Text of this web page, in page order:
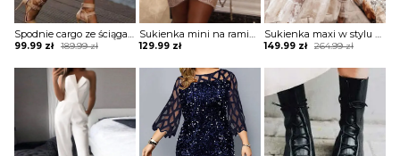
Spodnie cargo ze ściągaczami na dole
189.99zł
Original
was:
189.99 zł.
99.99 zł
Current
is:
99.99 zł.
Sukienka mini na ramiączkach błyszcząca
129.99 zł
Sukienka maxi w stylu boho z tiulową warstwą
264.99zł
Original
was:
264.99 zł.
149.99 zł
Current
is:
149.99 zł.